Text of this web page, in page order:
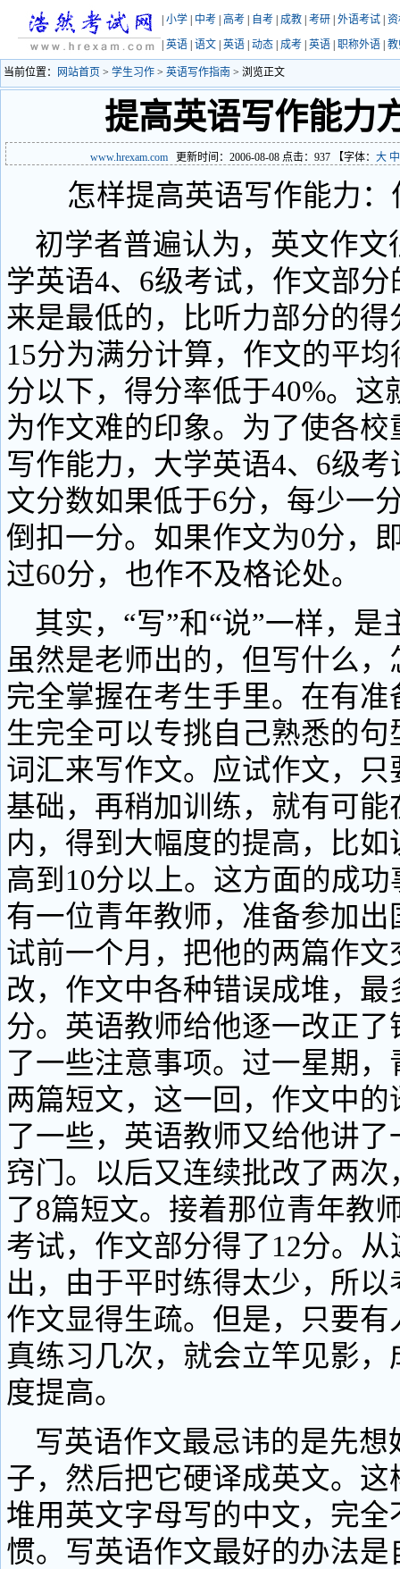
小学 中考 高考 自考 成教 考研 外语考试
英语 语文 英语 动态 成考 英语 职称外语
当前位置： 网站首页 > 学生习作 > 英语写作指南 > 浏览正文
提高英语写作能力
www.hrexam.com 更新时间：2006-08-08 点击： 937 【字体： 大 中
怎样提高英语写作能力
初学者普遍认为，英文作文
学英语4、6级考试，作文部
来是最低的，比听力部分的
15分为满分计算，作文的平
分以下，得分率低于40%。这
为作文难的印象。为了使各
写作能力，大学英语4、6级
文分数如果低于6分，每少一
倒扣一分。如果作文为0分，
过60分，也作不及格论处。
其实，“写”和“说”一样，是
虽然是老师出的，但写什么
完全掌握在考生手里。在有
生完全可以专挑自己熟悉的
词汇来写作文。应试作文，
基础，再稍加训练，就有可
内，得到大幅度的提高，比如
高到10分以上。这方面的成
有一位青年教师，准备参加
试前一个月，把他的两篇作
改，作文中各种错误成堆，最
分。英语教师给他逐一改正
了一些注意事项。过一星期
两篇短文，这一回，作文中
了一些，英语教师又给他讲
窍门。以后又连续批改了两
了8篇短文。接着那位青年教
考试，作文部分得了12分。
出，由于平时练得太少，所
作文显得生疏。但是，只要
真练习几次，就会立竿见影
度提高。
写英语作文最忌讳的是先想
子，然后把它硬译成英文。
堆用英文字母写的中文，完
惯。写英语作文最好的办法